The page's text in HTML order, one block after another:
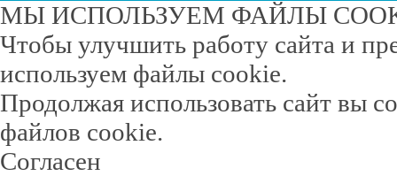
МЫ ИСПОЛЬЗУЕМ ФАЙЛЫ
Чтобы улучшить работу сайта и
используем файлы cookie.
Продолжая использовать сайт вы
файлов cookie.
Согласен